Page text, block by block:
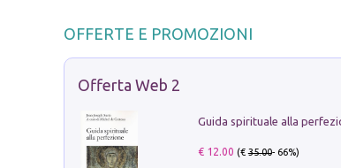
OFFERTE E PROMOZIONI
Offerta Web 2
Guida spirituale alla
€ 12.00 (€35.00- 66%)